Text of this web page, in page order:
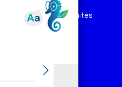
Espace Ligue & comités
Espace chercheur